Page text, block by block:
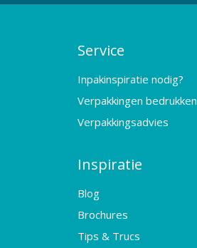
Service
Inpakinspiratie nodig?
Verpakkingen bedrukken
Verpakkingsadvies
Inspiratie
Blog
Brochures
Tips & Trucs